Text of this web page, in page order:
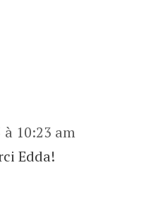
à 10:23 am
Edda!